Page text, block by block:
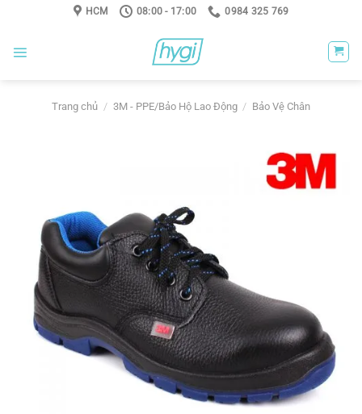
HCM 08:00 - 17:00 0984 325 769
Trang chủ / 3M - PPE/Bảo Hộ Lao Động / Bảo Vệ Chân